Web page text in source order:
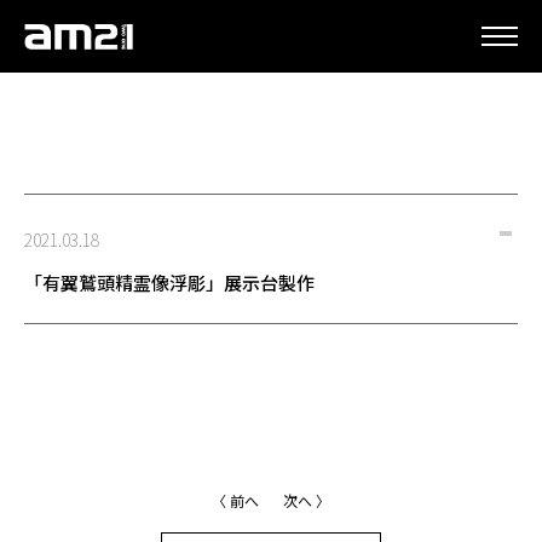
2021.03.18
「有翼鷲頭精霊像浮彫」展示台製作
〈 前へ 次へ 〉